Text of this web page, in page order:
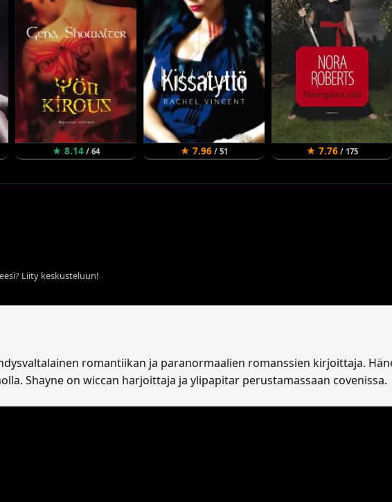
★ 8.14 / 64 ★ 7.96 / 51 ★ 7.76 / 175
Liity keskusteluun!
romantiikan ja paranormaalien romanssien kirjoittaja.
Shayne on wiccan harjoittaja ja ylipapitar perustamassaan covenissa.